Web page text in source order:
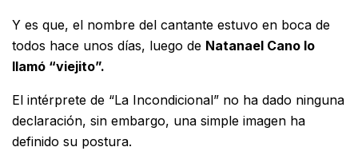
Y es que, el nombre del cantante estuvo en boca de
todos hace unos días, luego de Natanael Cano lo
llamó “viejito”.
El intérprete de “La Incondicional” no ha dado ninguna
declaración, sin embargo, una simple imagen ha
definido su postura.